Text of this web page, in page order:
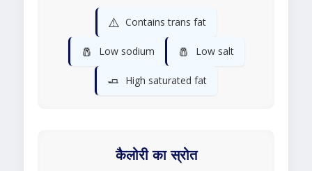
⚠️ Contains trans fat
🧂 Low sodium 🧂 Low salt
🧈 High saturated fat
कैलोरी का स्रोत